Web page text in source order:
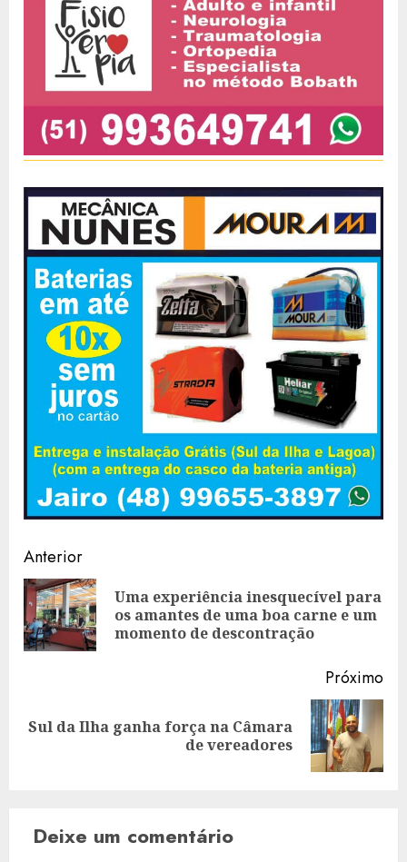
Navegação
de
artigos
Anterior
Uma experiência inesquecível para
os amantes de uma boa carne e um
momento de descontração
Próximo
Artigo
Sul da Ilha ganha força na Câmara
de vereadores
Deixe um comentário